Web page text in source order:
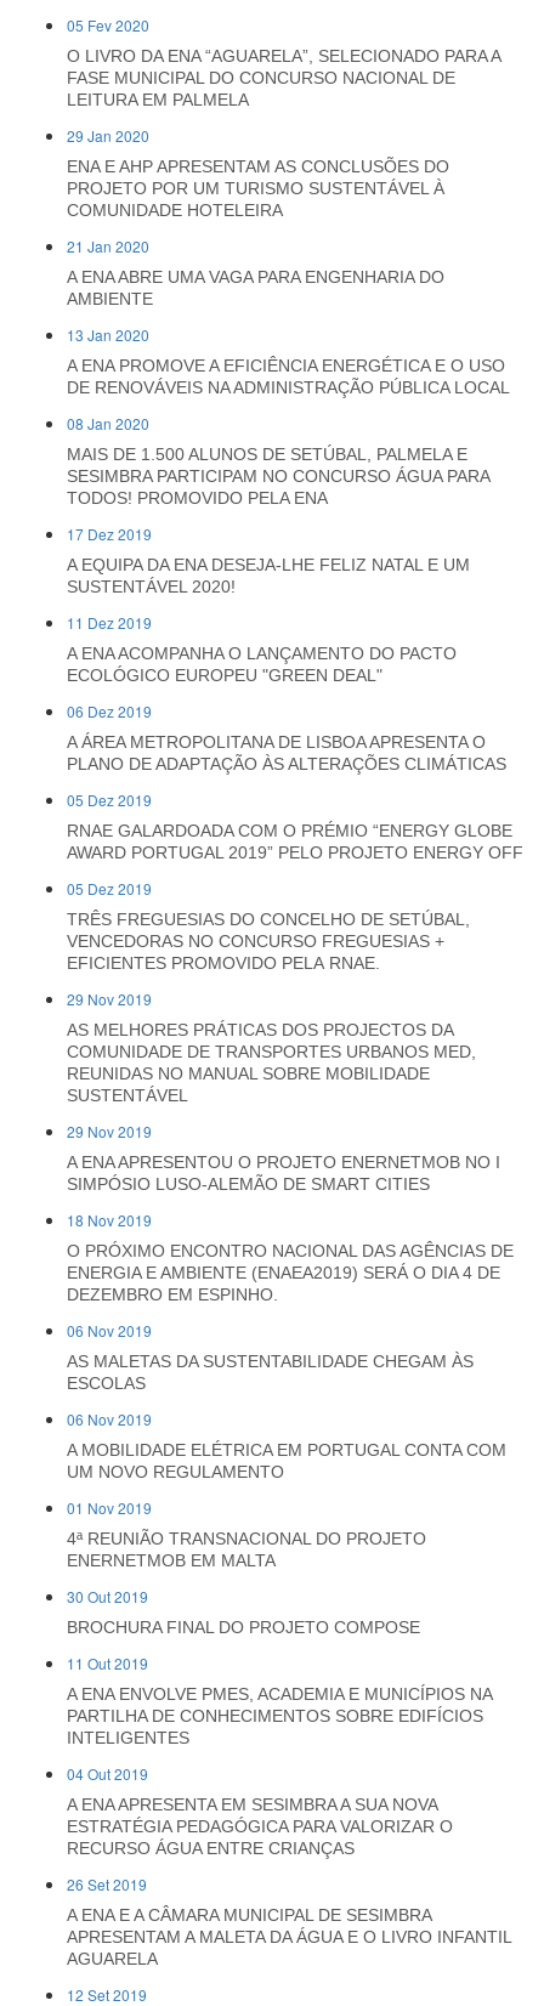
05 Fev 2020
O LIVRO DA ENA “AGUARELA”, SELECIONADO PARA A
FASE MUNICIPAL DO CONCURSO NACIONAL DE
LEITURA EM PALMELA
29 Jan 2020
ENA E AHP APRESENTAM AS CONCLUSÕES DO
PROJETO POR UM TURISMO SUSTENTÁVEL À
COMUNIDADE HOTELEIRA
21 Jan 2020
A ENA ABRE UMA VAGA PARA ENGENHARIA DO
AMBIENTE
13 Jan 2020
A ENA PROMOVE A EFICIÊNCIA ENERGÉTICA E O USO
DE RENOVÁVEIS NA ADMINISTRAÇÃO PÚBLICA LOCAL
08 Jan 2020
MAIS DE 1.500 ALUNOS DE SETÚBAL, PALMELA E
SESIMBRA PARTICIPAM NO CONCURSO ÁGUA PARA
TODOS! PROMOVIDO PELA ENA
17 Dez 2019
A EQUIPA DA ENA DESEJA-LHE FELIZ NATAL E UM
SUSTENTÁVEL 2020!
11 Dez 2019
A ENA ACOMPANHA O LANÇAMENTO DO PACTO
ECOLÓGICO EUROPEU "GREEN DEAL"
06 Dez 2019
A ÁREA METROPOLITANA DE LISBOA APRESENTA O
PLANO DE ADAPTAÇÃO ÀS ALTERAÇÕES CLIMÁTICAS
05 Dez 2019
RNAE GALARDOADA COM O PRÉMIO “ENERGY GLOBE
AWARD PORTUGAL 2019” PELO PROJETO ENERGY OFF
05 Dez 2019
TRÊS FREGUESIAS DO CONCELHO DE SETÚBAL,
VENCEDORAS NO CONCURSO FREGUESIAS +
EFICIENTES PROMOVIDO PELA RNAE.
29 Nov 2019
AS MELHORES PRÁTICAS DOS PROJECTOS DA
COMUNIDADE DE TRANSPORTES URBANOS MED,
REUNIDAS NO MANUAL SOBRE MOBILIDADE
SUSTENTÁVEL
29 Nov 2019
A ENA APRESENTOU O PROJETO ENERNETMOB NO I
SIMPÓSIO LUSO-ALEMÃO DE SMART CITIES
18 Nov 2019
O PRÓXIMO ENCONTRO NACIONAL DAS AGÊNCIAS DE
ENERGIA E AMBIENTE (ENAEA2019) SERÁ O DIA 4 DE
DEZEMBRO EM ESPINHO.
06 Nov 2019
AS MALETAS DA SUSTENTABILIDADE CHEGAM ÀS
ESCOLAS
06 Nov 2019
A MOBILIDADE ELÉTRICA EM PORTUGAL CONTA COM
UM NOVO REGULAMENTO
01 Nov 2019
4ª REUNIÃO TRANSNACIONAL DO PROJETO
ENERNETMOB EM MALTA
30 Out 2019
BROCHURA FINAL DO PROJETO COMPOSE
11 Out 2019
A ENA ENVOLVE PMES, ACADEMIA E MUNICÍPIOS NA
PARTILHA DE CONHECIMENTOS SOBRE EDIFÍCIOS
INTELIGENTES
04 Out 2019
A ENA APRESENTA EM SESIMBRA A SUA NOVA
ESTRATÉGIA PEDAGÓGICA PARA VALORIZAR O
RECURSO ÁGUA ENTRE CRIANÇAS
26 Set 2019
A ENA E A CÂMARA MUNICIPAL DE SESIMBRA
APRESENTAM A MALETA DA ÁGUA E O LIVRO INFANTIL
AGUARELA
12 Set 2019